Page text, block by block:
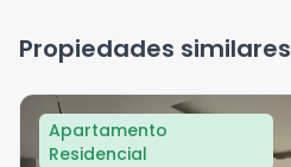
Propiedades similares
Apartamento
Residencial